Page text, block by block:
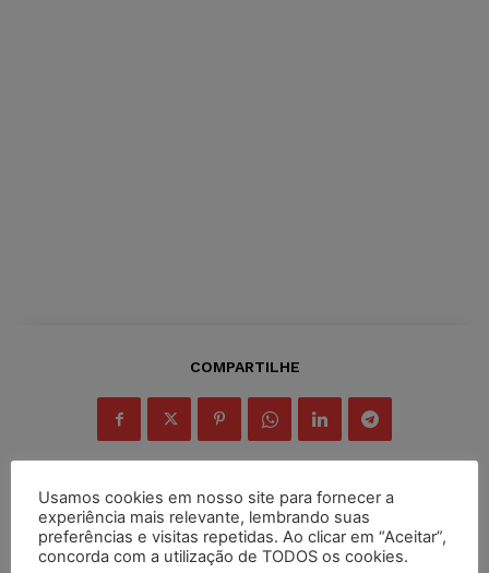
COMPARTILHE
Inscreva-se
Usamos cookies em nosso site para fornecer a
experiência mais relevante, lembrando suas
preferências e visitas repetidas. Ao clicar em “Aceitar”,
concorda com a utilização de TODOS os cookies.